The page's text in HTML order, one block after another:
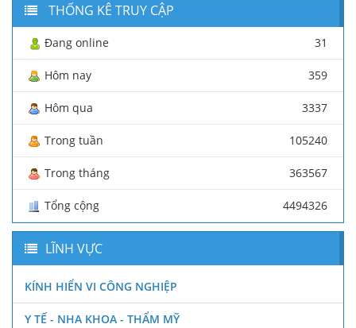
THỐNG KÊ TRUY CẬP
Đang online 31
Hôm nay 359
Hôm qua 3337
Trong tuần 105240
Trong tháng 363567
Tổng cộng 4494326
LĨNH VỰC
KÍNH HIỂN VI CÔNG NGHIỆP
Y TẾ - NHA KHOA - THẨM MỸ